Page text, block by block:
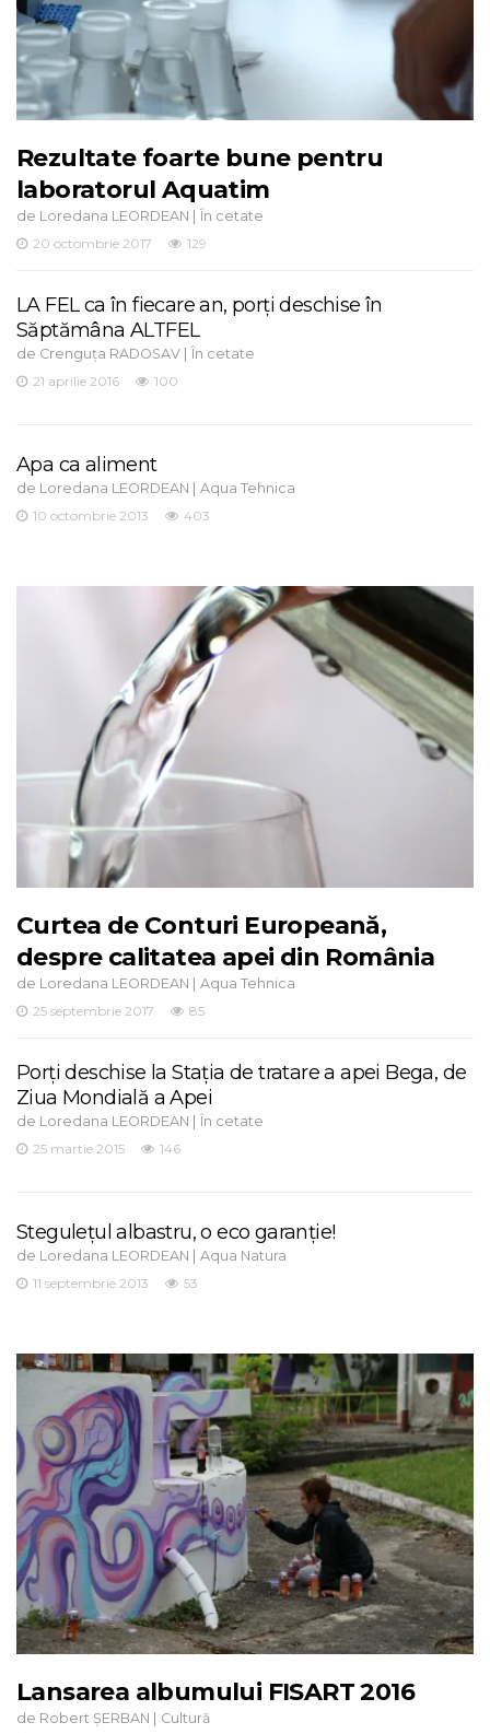
Rezultate foarte bune pentru
laboratorul Aquatim
de Loredana LEORDEAN | În cetate
20 octombrie 2017
129
LA FEL ca în fiecare an, porţi deschise în
Săptămâna ALTFEL
de Crenguța RADOSAV | În cetate
21 aprilie 2016
100
Apa ca aliment
de Loredana LEORDEAN | Aqua Tehnica
10 octombrie 2013
403
Curtea de Conturi Europeană,
despre calitatea apei din România
de Loredana LEORDEAN | Aqua Tehnica
25 septembrie 2017
85
Porți deschise la Stația de tratare a apei Bega, de
Ziua Mondială a Apei
de Loredana LEORDEAN | În cetate
25 martie 2015
146
Steguleţul albastru, o eco garanţie!
de Loredana LEORDEAN | Aqua Natura
11 septembrie 2013
53
Lansarea albumului FISART 2016
de Robert ȘERBAN | Cultură